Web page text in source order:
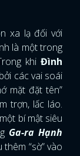
xa lạ đối với
là một trong
khi Đình
các vai soái
mặt đặt tên”
trợn, lấc láo.
bí mật siêu
Ga-ra Hạnh
“sờ” vào